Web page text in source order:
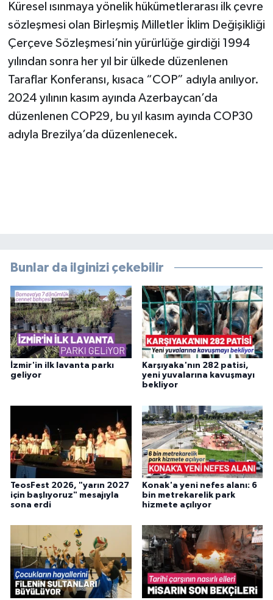
Küresel ısınmaya yönelik hükümetlerarası ilk çevre
sözleşmesi olan Birleşmiş Milletler İklim Değişikliği
Çerçeve Sözleşmesi’nin yürürlüğe girdiği 1994
yılından sonra her yıl bir ülkede düzenlenen
Taraflar Konferansı, kısaca “COP” adıyla anılıyor.
2024 yılının kasım ayında Azerbaycan’da
düzenlenen COP29, bu yıl kasım ayında COP30
adıyla Brezilya’da düzenlenecek.
Bunlar da ilginizi çekebilir
İzmir'in ilk lavanta parkı
geliyor
Karşıyaka'nın 282 patisi,
yeni yuvalarına kavuşmayı
bekliyor
TeosFest 2026, "yarın 2027
için başlıyoruz" mesajıyla
sona erdi
Konak'a yeni nefes alanı: 6
bin metrekarelik park
hizmete açılıyor